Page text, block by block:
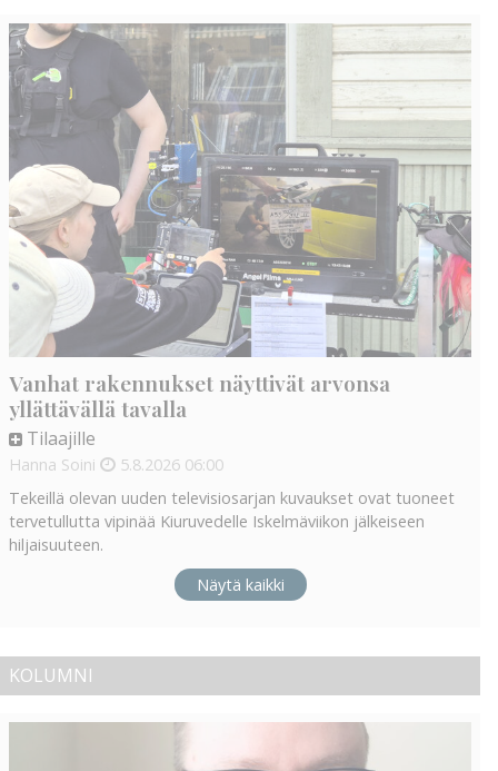
Vanhat rakennukset näyttivät arvonsa
yllättävällä tavalla
Tilaajille
Hanna Soini 5.8.2026 06:00
Tekeillä olevan uuden televisiosarjan kuvaukset ovat tuoneet
tervetullutta vipinää Kiuruvedelle Iskelmäviikon jälkeiseen
hiljaisuuteen.
Näytä kaikki
KOLUMNI